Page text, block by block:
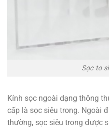
Sọc to
Kính sọc ngoài dạng thông
cấp là sọc siêu trong. Ngoài
thường, sọc siêu trong được